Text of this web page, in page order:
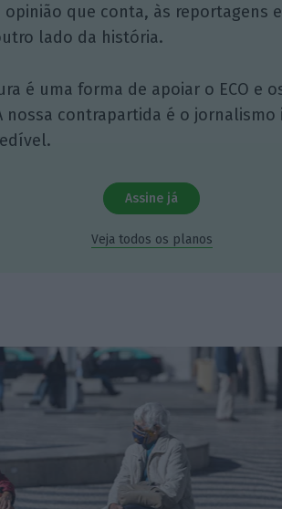
opinião que conta, às reportagens
lado da história.
é uma forma de apoiar o ECO e
nossa contrapartida é o jornalismo
Assine já
Veja todos os planos